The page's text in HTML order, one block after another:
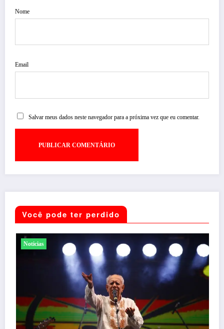
Nome
Email
Salvar meus dados neste navegador para a próxima vez que eu comentar.
Você pode ter perdido
Noticias